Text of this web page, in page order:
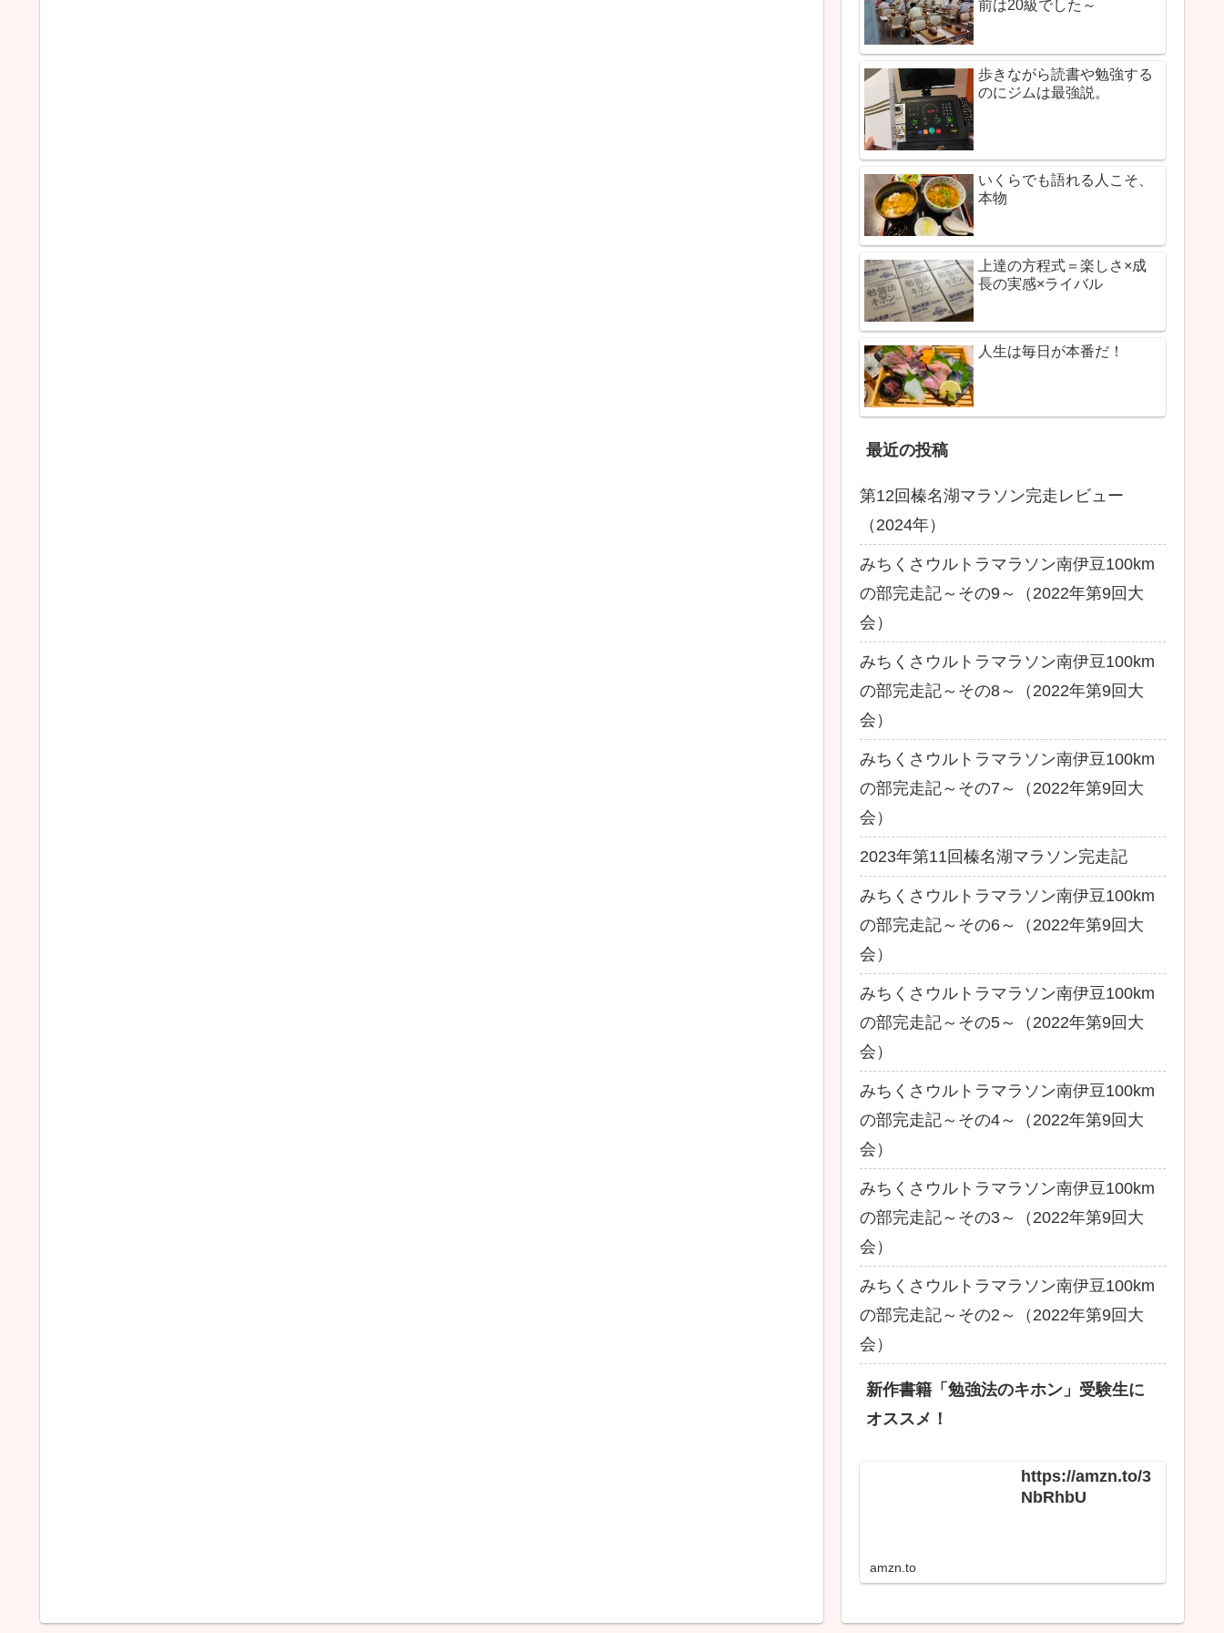
前は20級でした～
歩きながら読書や勉強する
のにジムは最強説。
いくらでも語れる人こそ、
本物
上達の方程式＝楽しさ×成
長の実感×ライバル
人生は毎日が本番だ！
最近の投稿
第12回榛名湖マラソン完走レビュー
（2024年）
みちくさウルトラマラソン南伊豆100km
の部完走記～その9～（2022年第9回大
会）
みちくさウルトラマラソン南伊豆100km
の部完走記～その8～（2022年第9回大
会）
みちくさウルトラマラソン南伊豆100km
の部完走記～その7～（2022年第9回大
会）
2023年第11回榛名湖マラソン完走記
みちくさウルトラマラソン南伊豆100km
の部完走記～その6～（2022年第9回大
会）
みちくさウルトラマラソン南伊豆100km
の部完走記～その5～（2022年第9回大
会）
みちくさウルトラマラソン南伊豆100km
の部完走記～その4～（2022年第9回大
会）
みちくさウルトラマラソン南伊豆100km
の部完走記～その3～（2022年第9回大
会）
みちくさウルトラマラソン南伊豆100km
の部完走記～その2～（2022年第9回大
会）
新作書籍「勉強法のキホン」受験生に
オススメ！
https://amzn.to/3
NbRhbU
amzn.to